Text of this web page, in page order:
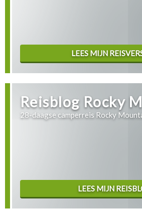
LEES MIJN
Reisblog Rocky
28-daagse camperreis Rocky
LEES MIJN